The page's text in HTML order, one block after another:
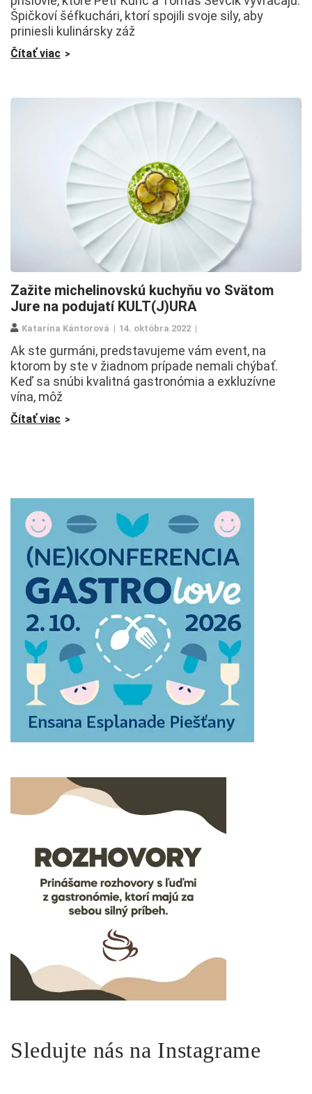
Špičkoví šéfkuchári, ktorí spojili svoje sily, aby
priniesli kulinársky záž
Čítať viac
Zažite michelinovskú kuchyňu vo Svätom
Jure na podujatí KULT(J)URA
Katarína Kántorová 14. októbra 2022
Ak ste gurmáni, predstavujeme vám event, na
ktorom by ste v žiadnom prípade nemali chýbať.
Keď sa snúbi kvalitná gastronómia a exkluzívne
vína, môž
Čítať viac
Sledujte nás na Instagrame